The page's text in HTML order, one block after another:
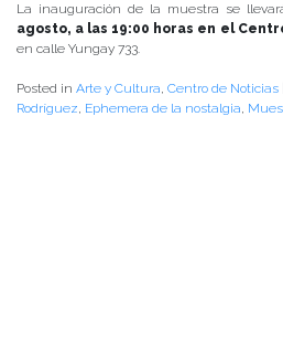
La inauguración de la muestra se
agosto, a las 19:00 horas en el
en calle Yungay 733.
Posted in Arte y Cultura, Centro de Noticias
Rodríguez, Ephemera de la nostalgia,